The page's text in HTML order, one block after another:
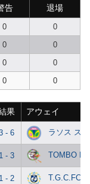
告 退場
0
0
0
0
0
0
0 0
果 アウェイ
- 6 ラソス ス
1 - 3 TOMBO FC
1 - 2 T.G.C.FC